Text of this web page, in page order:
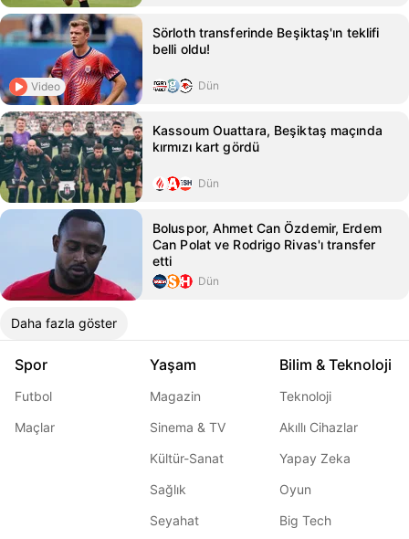
Video
Sörloth transferinde Beşiktaş'ın teklifi
belli oldu!
Dün
Kassoum Ouattara, Beşiktaş maçında
kırmızı kart gördü
Dün
Boluspor, Ahmet Can Özdemir, Erdem
Can Polat ve Rodrigo Rivas'ı transfer
etti
Dün
Daha fazla göster
Spor
Futbol
Maçlar
Yaşam
Magazin
Sinema & TV
Kültür-Sanat
Sağlık
Seyahat
Bilim & Teknoloji
Teknoloji
Akıllı Cihazlar
Yapay Zeka
Oyun
Big Tech